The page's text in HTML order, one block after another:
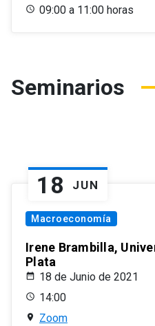
09:00 a 11:00 horas
Seminarios
18 JUN
Macroeconomía
Irene Brambilla,
Plata
18 de Junio de 2021
14:00
Zoom